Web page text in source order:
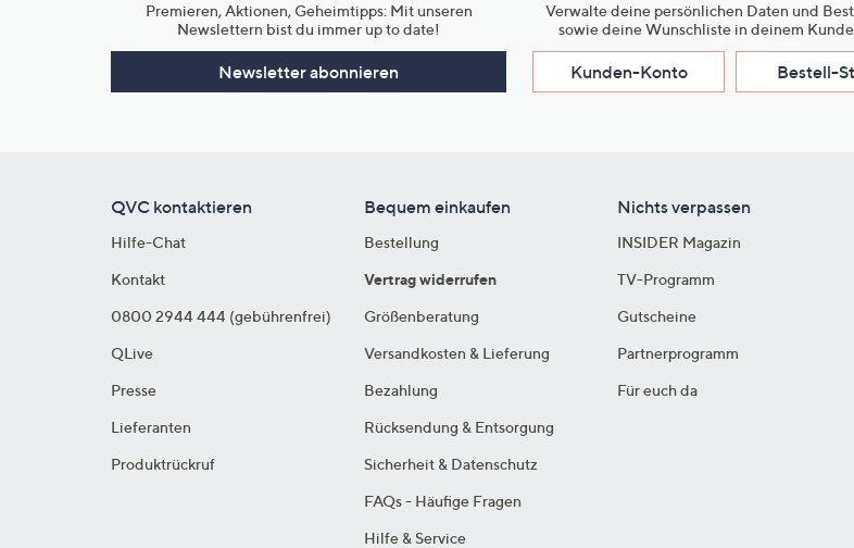
Premieren, Aktionen, Geheimtipps: Mit unseren
Newslettern bist du immer up to date!
Newsletter abonnieren
Verwalte deine persönlichen Daten und
sowie deine Wunschliste in deinem
Kunden-Konto Bestell-
QVC kontaktieren
Hilfe-Chat
Kontakt
0800 2944 444 (gebührenfrei)
QLive
Presse
Lieferanten
Produktrückruf
Bequem einkaufen
Bestellung
Vertrag widerrufen
Größenberatung
Versandkosten & Lieferung
Bezahlung
Rücksendung & Entsorgung
Sicherheit & Datenschutz
FAQs - Häufige Fragen
Hilfe & Service
Nichts verpassen
INSIDER Magazin
TV-Programm
Gutscheine
Partnerprogramm
Für euch da